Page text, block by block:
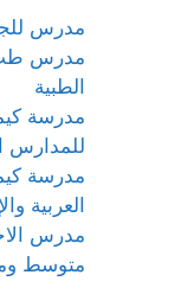
مدرس
مدرس طب
الطبية
مدرسة
للمدارس
مدرسة
العربية
مدرس
متوسط